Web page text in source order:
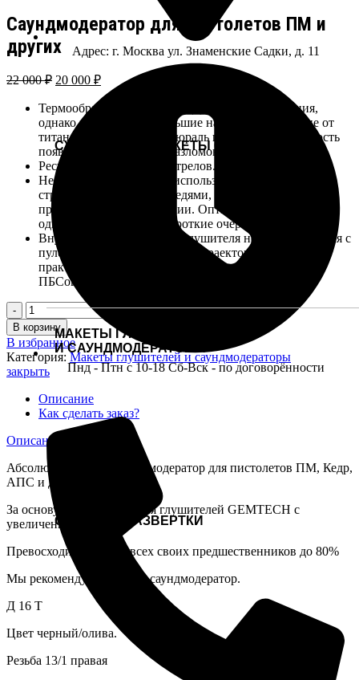
Адрес: г. Москва ул. Знаменские Садки, д. 11
Пнд - Птн с 10-18 Сб-Вск - по договорённости
СУВЕНИРНЫЕ МАКЕТЫ СТВОЛОВ
МАКЕТЫ ГЛУШИТЕЛЕЙ
И САУНДМОДЕРАТОРЫ
СВЕРЛА И РАЗВЕРТКИ
Саундмодератор для пистолетов ПМ и
других
22 000₽ 20 000 ₽
Термообработанный сплав Д16Т легче алюминия,
однако выдерживает большие нагрузки. В отличие от
титановых глушителей дюраль исключает вероятность
появления внутренних разломов в металле.
Ресурс: около 10 000 выстрелов.
Не рекомендуется часто использовать глушитель при
стрельбе длинными очередями, так как это может
привести к его деформации. Оптимальные режимы:
одиночный огонь или короткие очереди.
Внутренние поверхности глушителя не соприкасаются с
пулей, поэтому не влияют на траекторию полета и
практически не снижают ее скорость (в отличии от
ПБСов с обтюраторами).
В корзину
В избранное
Категория: Макеты глушителей и саундмодераторы
закрыть
Описание
Как сделать заказ?
Описание
Абсолютно новый Саундмодератор для пистолетов ПМ, Кедр,
АПС и других.
За основу взята технология глушителей GEMTECH c
увеличенной камерой.
Превосходит в работе всех своих предшественников до 80%
Мы рекомендуем данный саундмодератор.
Д 16 Т
Цвет черный/олива.
Резьба 13/1 правая